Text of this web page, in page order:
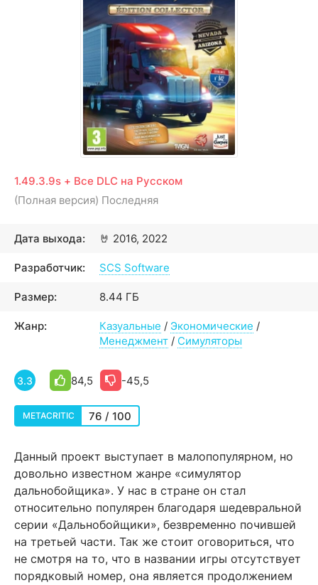
1.49.3.9s + Все DLC на Русском
(Полная версия) Последняя
🤘
Дата выхода: 2016, 2022
Разработчик: SCS Software
Размер: 8.44 ГБ
Жанр: Казуальные / Экономические /
Менеджмент / Симуляторы
3.3 84,5 -45,5
METACRITIC 76 / 100
Данный проект выступает в малопопулярном, но
довольно известном жанре «симулятор
дальнобойщика». У нас в стране он стал
относительно популярен благодаря шедевральной
серии «Дальнобойщики», безвременно почившей
на третьей части. Так же стоит оговориться, что
не смотря на то, что в названии игры отсутствует
порядковый номер, она является продолжением